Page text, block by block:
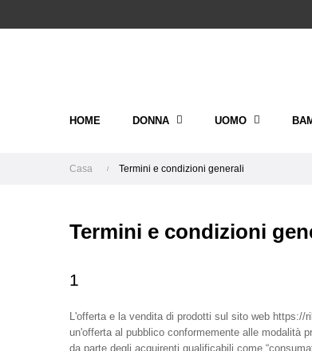
HOME DONNA UOMO
Casa Termini e condizioni generali
Termini e condizioni
1
L'offerta e la vendita di prodotti sul sito web
un'offerta al pubblico conformemente alle modalità
da parte degli acquirenti qualificabili come